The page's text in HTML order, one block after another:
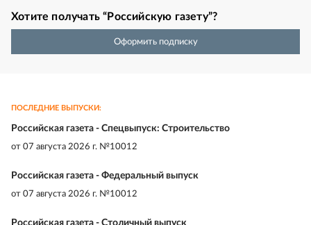
Хотите получать “Российскую газету”?
Оформить подписку
ПОСЛЕДНИЕ ВЫПУСКИ:
Российская газета - Спецвыпуск: Строительство
от 07 августа 2026 г. №10012
Российская газета - Федеральный выпуск
от 07 августа 2026 г. №10012
Российская газета - Столичный выпуск